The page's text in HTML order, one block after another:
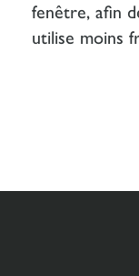
fenêtre, afin
utilise moins